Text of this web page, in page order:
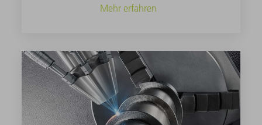
Mehr erfahren